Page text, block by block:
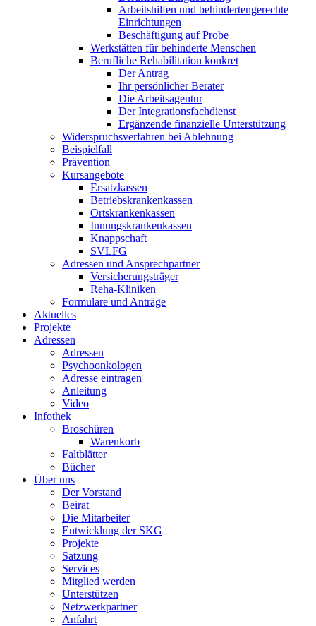
Arbeitshilfen und behindertengerechte
Einrichtungen
Beschäftigung auf Probe
Werkstätten für behinderte Menschen
Berufliche Rehabilitation konkret
Der Antrag
Ihr persönlicher Berater
Die Arbeitsagentur
Der Integrationsfachdienst
Ergänzende finanzielle Unterstützung
Widerspruchsverfahren bei Ablehnung
Beispielfall
Prävention
Kursangebote
Ersatzkassen
Betriebskrankenkassen
Ortskrankenkassen
Innungskrankenkassen
Knappschaft
SVLFG
Adressen und Ansprechpartner
Versicherungsträger
Reha-Kliniken
Formulare und Anträge
Aktuelles
Projekte
Adressen
Adressen
Psychoonkologen
Adresse eintragen
Anleitung
Video
Infothek
Broschüren
Warenkorb
Faltblätter
Bücher
Über uns
Der Vorstand
Beirat
Die Mitarbeiter
Entwicklung der SKG
Projekte
Satzung
Services
Mitglied werden
Unterstützen
Netzwerkpartner
Anfahrt